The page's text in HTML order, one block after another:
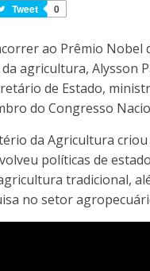
Tweet 0
ao Prêmio Nobel
agricultura, Alysson
de Estado,
do Congresso
da Agricultura criou
políticas de
tradicional,
no setor